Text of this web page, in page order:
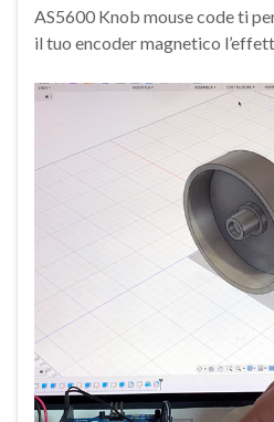
AS5600 Knob mouse code ti
il tuo encoder magnetico